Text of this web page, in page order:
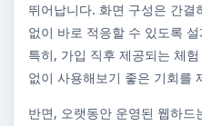
뛰어납니다. 화면 구성은 간
없이 바로 적응할 수 있도록
특히, 가입 직후 제공되는 체
없이 사용해보기 좋은 기회를
반면, 오랫동안 운영된 웹하드